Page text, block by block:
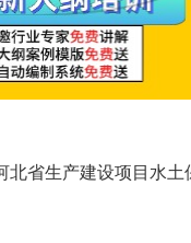
北省生产建设项目水